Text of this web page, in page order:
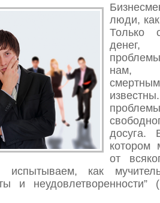
люди,
Только
денег,
нам,
досуга.
котором
от
как
и